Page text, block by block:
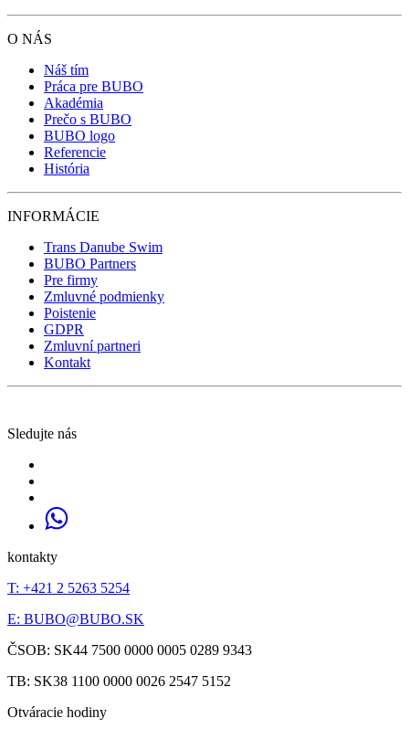
O NÁS
Náš tím
Práca pre BUBO
Akadémia
Prečo s BUBO
BUBO logo
Referencie
História
INFORMÁCIE
Trans Danube Swim
BUBO Partners
Pre firmy
Zmluvné podmienky
Poistenie
GDPR
Zmluvní partneri
Kontakt
Sledujte nás
kontakty
T: +421 2 5263 5254
E: BUBO@BUBO.SK
ČSOB: SK44 7500 0000 0005 0289 9343
TB: SK38 1100 0000 0026 2547 5152
Otváracie hodiny